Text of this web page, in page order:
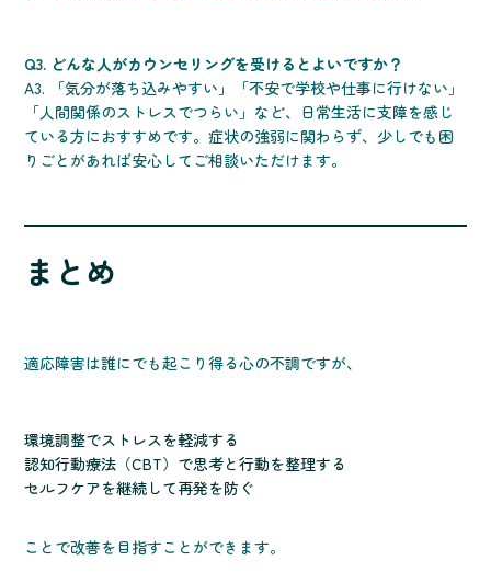
Q3. どんな人がカウンセリングを受けるとよいですか？
A3. 「気分が落ち込みやすい」「不安で学校や仕事に行けない」
「人間関係のストレスでつらい」など、日常生活に支障を感じ
ている方におすすめです。症状の強弱に関わらず、少しでも困
りごとがあれば安心してご相談いただけます。
まとめ
適応障害は誰にでも起こり得る心の不調ですが、
環境調整でストレスを軽減する
認知行動療法（CBT）で思考と行動を整理する
セルフケアを継続して再発を防ぐ
ことで改善を目指すことができます。